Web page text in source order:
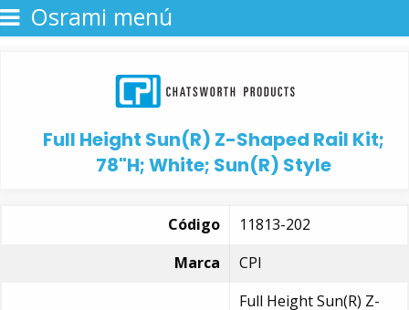
Osrami menú
Full Height Sun(R) Z-Shaped Rail Kit;
78"H; White; Sun(R) Style
Código
11813-202
Marca
CPI
Full Height Sun(R) Z-